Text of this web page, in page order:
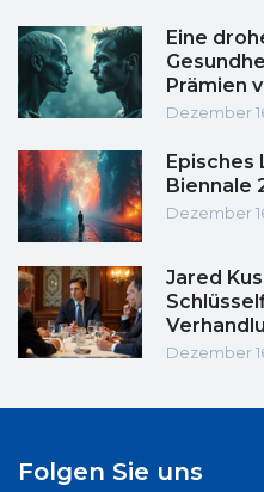
Eine
Prämien
Dezember
Episches
Biennale
Dezember
Jared
Dezember
Folgen Sie uns